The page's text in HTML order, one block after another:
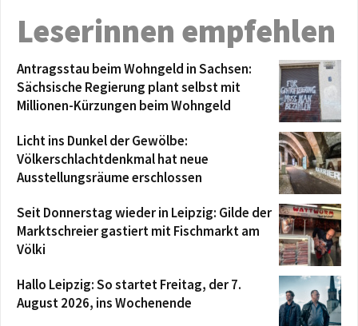
Leserinnen empfehlen
Antragsstau beim Wohngeld in Sachsen:
Sächsische Regierung plant selbst mit
Millionen-Kürzungen beim Wohngeld
Licht ins Dunkel der Gewölbe:
Völkerschlachtdenkmal hat neue
Ausstellungsräume erschlossen
Seit Donnerstag wieder in Leipzig: Gilde der
Marktschreier gastiert mit Fischmarkt am
Völki
Hallo Leipzig: So startet Freitag, der 7.
August 2026, ins Wochenende